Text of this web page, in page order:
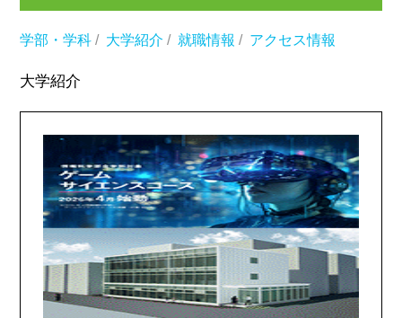
学部・学科 / 大学紹介 / 就職情報 / アクセス情報
大学紹介